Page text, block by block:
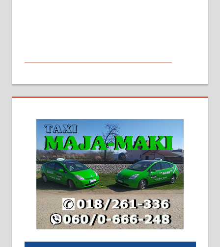
стамбене целине једна уз другу.
2х150м2, две гараже, централно
грејање на гас и дрва. Две
адресе. 063/71-74-023
Издајем комплетно опремљену
халу на Житковачком путу, на
плацу површине око 7 ари.
064/321-80-51; 063/102-35-25